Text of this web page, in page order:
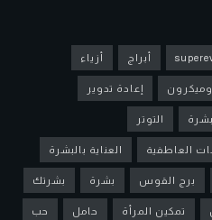
أبراج أزياء
أوميكرون إعادة تدوير
التوتر
العاطفية العناية بالبشرة
برج القوس بشرة بشرتك
تمكين المرأة حامل حب